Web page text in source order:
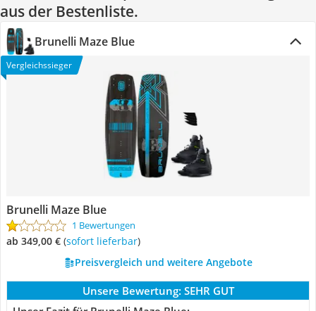
aus der Bestenliste.
Brunelli Maze Blue
Vergleichssieger
Brunelli Maze Blue
1 Bewertungen
ab 349,00 € ( Sofort lieferbar)
Preisvergleich und weitere Angebote
Unsere Bewertung: SEHR GUT